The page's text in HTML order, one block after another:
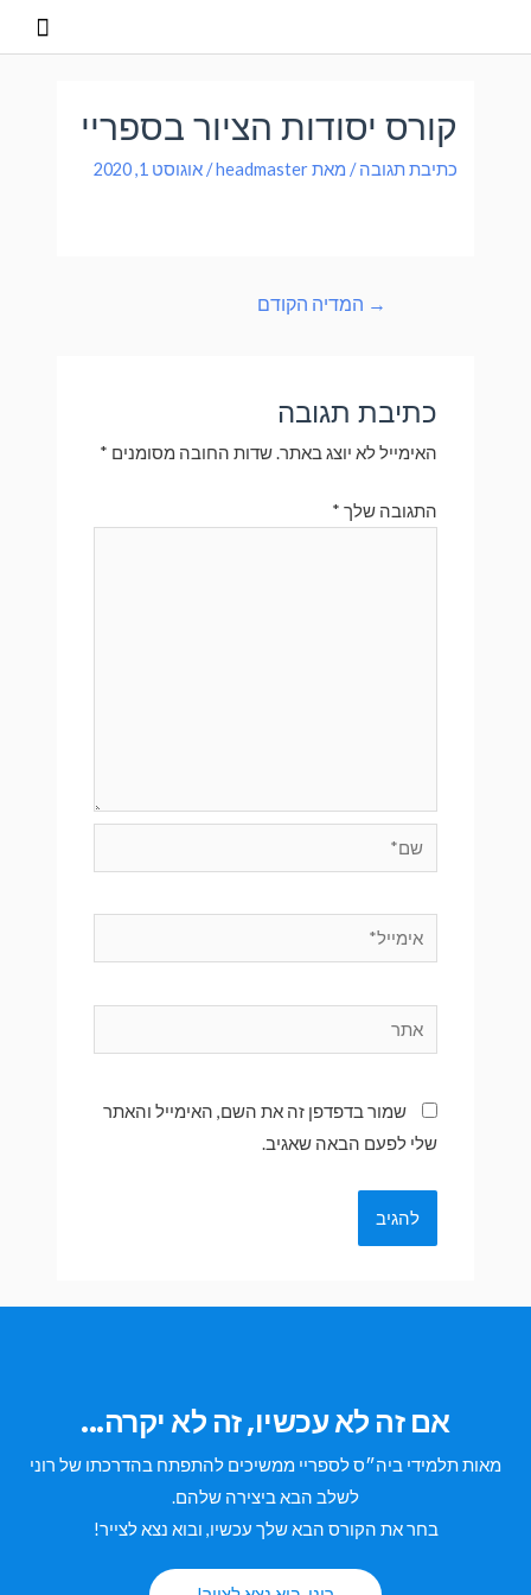
קורס יסודות הציור בספריי
כתיבת תגובה / מאתheadmaster
/אוגוסט 1, 2020
→ המדיה הקודם
כתיבת תגובה
האימייל לא יוצג באתר.שדות החובה מסומנים *
התגובה שלך *
שמור בדפדפן זה את השם, האימייל והאתר
שלי לפעם הבאה שאגיב.
אם זה לא עכשיו, זה לא יקרה...
מאות תלמידי ביה״ס לספריי ממשיכים להתפתח בהדרכתו של רוני
לשלב הבא ביצירה שלהם.
בחר את הקורס הבא שלך עכשיו, ובוא נצא לצייר!